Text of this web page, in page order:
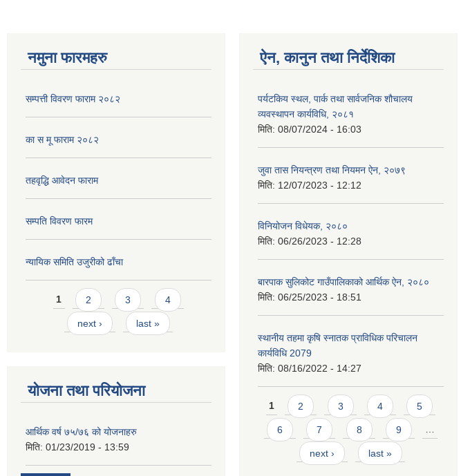
नमुना फारमहरु
सम्पत्ती विवरण फाराम २०८२
का स मू फाराम २०८२
तहवृद्धि आवेदन फाराम
सम्पति विवरण फारम
न्यायिक समिति उजुरीको ढाँचा
Pages
1 2 3 4
next › last »
योजना तथा परियोजना
आर्थिक वर्ष ७५/७६ को योजनाहरु
मिति: 01/23/2019 - 13:59
ऐन, कानुन तथा निर्देशिका
पर्यटकिय स्थल, पार्क तथा सार्वजनिक शौचालय
व्यवस्थापन कार्यविधि, २०८१
मिति: 08/07/2024 - 16:03
जुवा तास नियन्त्रण तथा नियमन ऐन, २०७९
मिति: 12/07/2023 - 12:12
विनियोजन विधेयक, २०८०
मिति: 06/26/2023 - 12:28
बारपाक सुलिकोट गाउँपालिकाको आर्थिक ऐन, २०८०
मिति: 06/25/2023 - 18:51
स्थानीय तहमा कृषि स्नातक प्राविधिक परिचालन
कार्यविधि 2079
मिति: 08/16/2022 - 14:27
Pages
1 2 3 4 5
6 7 8 9 …
next › last »